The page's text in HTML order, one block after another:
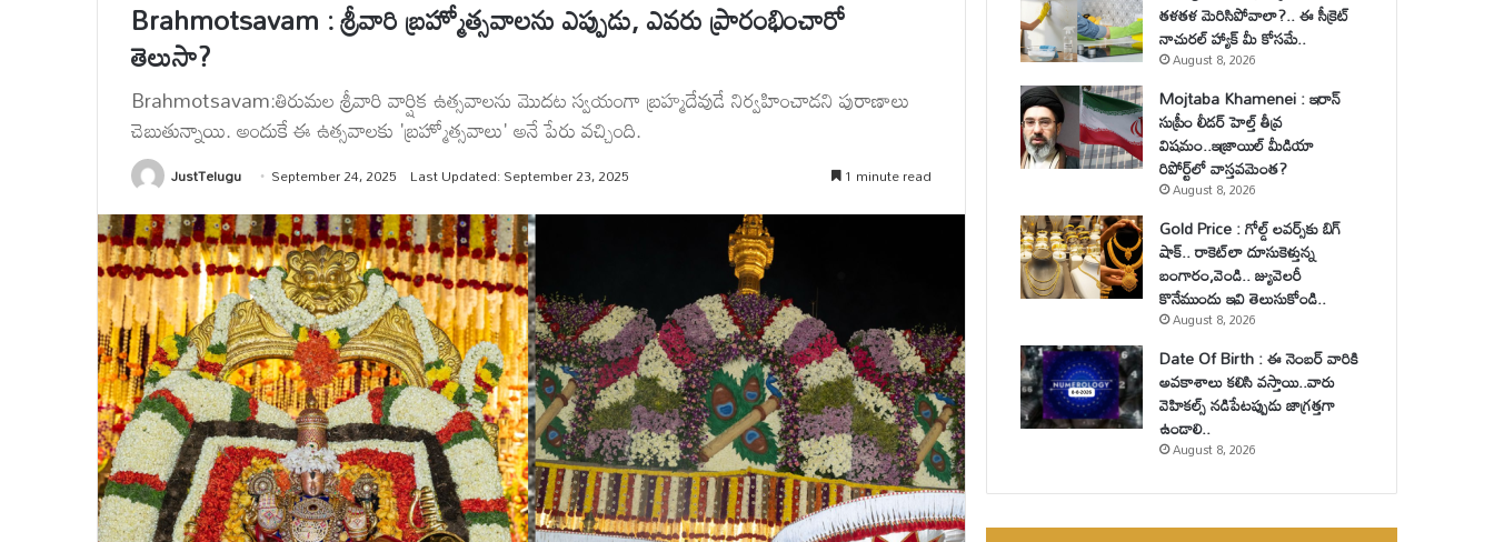
Brahmotsavam : శ్రీవారి బ్రహ్మోత్సవాలను ఎప్పుడు, ఎవరు ప్రారంభించారో
తెలుసా?
Brahmotsavam:తిరుమల శ్రీవారి వార్షిక ఉత్సవాలను మొదట స్వయంగా బ్రహ్మదేవుడే నిర్వహించాడని పురాణాలు
చెబుతున్నాయి. అందుకే ఈ ఉత్సవాలకు 'బ్రహ్మోత్సవాలు' అనే పేరు వచ్చింది.
JustTelugu September 24, 2025 Last Updated: September 23, 2025 1 minute read
తళతళ మెరిసిపోవాలా?.. ఈ సీక్రెట్
నాచురల్ హ్యాక్ మీ కోసమే..
August 8, 2026
Mojtaba Khamenei : ఇరాన్
సుప్రీం లీడర్ హెల్త్ తీవ్ర
విషమం..ఇజ్రాయిల్ మీడియా
రిపోర్ట్‌లో వాస్తవమెంత?
August 8, 2026
Gold Price : గోల్డ్ లవర్స్‌కు బిగ్
షాక్.. రాకెట్‌లా దూసుకెళ్తున్న
బంగారం,వెండి.. జ్యువెలరీ
కొనేముందు ఇవి తెలుసుకోండి..
August 8, 2026
Date Of Birth : ఈ నెంబర్ వారికి
అవకాశాలు కలిసి వస్తాయి..వారు
వెహికల్స్ నడిపేటప్పుడు జాగ్రత్తగా
ఉండాలి..
August 8, 2026